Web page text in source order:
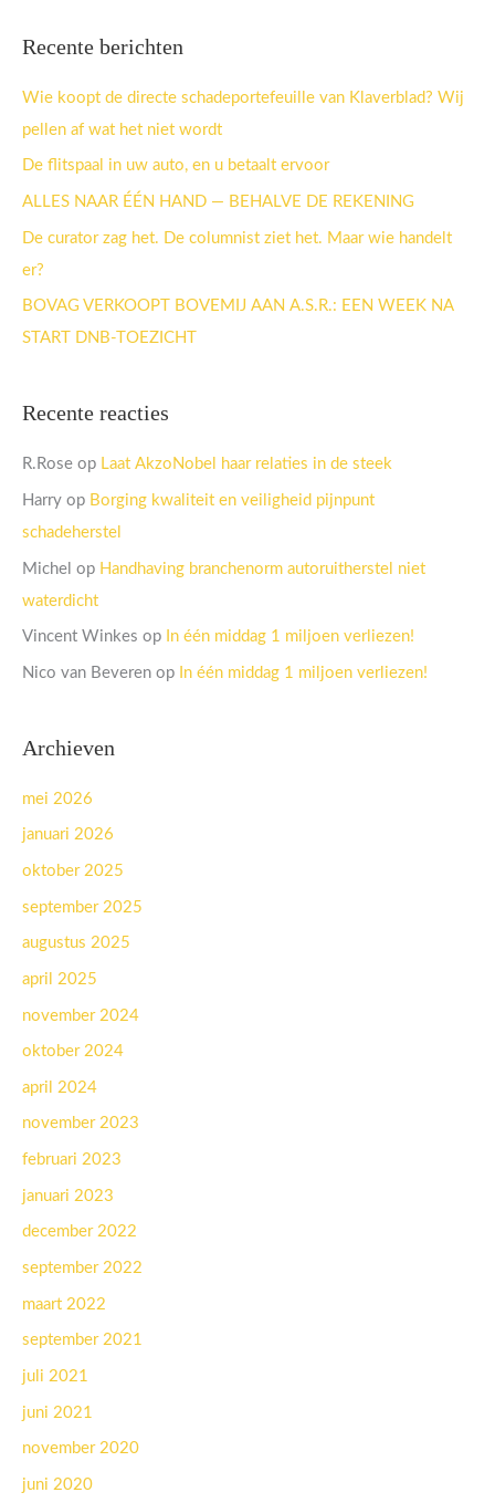
n
a
a
r
Recente berichten
Wie koopt de directe schadeportefeuille van Klaverblad? Wij
pellen af wat het niet wordt
De flitspaal in uw auto, en u betaalt ervoor
ALLES NAAR ÉÉN HAND — BEHALVE DE REKENING
De curator zag het. De columnist ziet het. Maar wie handelt
er?
BOVAG VERKOOPT BOVEMIJ AAN A.S.R.: EEN WEEK NA
START DNB-TOEZICHT
Recente reacties
R.Rose op Laat AkzoNobel haar relaties in de steek
Harry op Borging kwaliteit en veiligheid pijnpunt
schadeherstel
Michel op Handhaving branchenorm autoruitherstel niet
waterdicht
Vincent Winkes op In één middag 1 miljoen verliezen!
Nico van Beveren op In één middag 1 miljoen verliezen!
Archieven
mei 2026
januari 2026
oktober 2025
september 2025
augustus 2025
april 2025
november 2024
oktober 2024
april 2024
november 2023
februari 2023
januari 2023
december 2022
september 2022
maart 2022
september 2021
juli 2021
juni 2021
november 2020
juni 2020